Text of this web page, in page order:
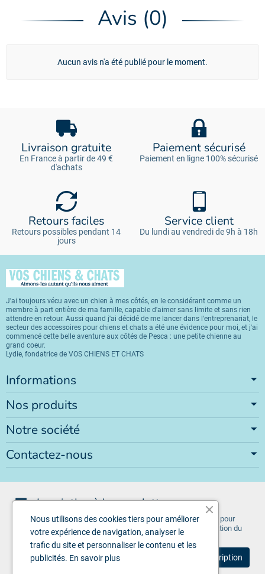
Avis (0)
Aucun avis n'a été publié pour le moment.
Livraison gratuite
En France à partir de 49 €
d'achats
Paiement sécurisé
Paiement en ligne 100% sécurisé
Retours faciles
Retours possibles pendant 14
jours
Service client
Du lundi au vendredi de 9h à 18h
J'ai toujours vécu avec un chien à mes côtés, en le considérant comme un
membre à part entière de ma famille, capable d'aimer sans limite et sans rien
attendre en retour. Aussi quand j'ai décidé de me lancer dans l'entreprenariat, le
secteur des accessoires pour chiens et chats a été une évidence pour moi, et j'ai
commencé cette belle aventure aux côtés de Pesca : une petite chienne au
grand coeur.
Lydie, fondatrice de VOS CHIENS ET CHATS
Informations
Nos produits
Notre société
Contactez-nous
Inscription à la newsletter
Vous pouvez vous désinscrire à tout moment. Vous trouverez pour
cela nos informations de contact dans les conditions d'utilisation du
Nous utilisons des cookies tiers pour améliorer
votre expérience de navigation, analyser le
trafic du site et personnaliser le contenu et les
publicités. En savoir plus